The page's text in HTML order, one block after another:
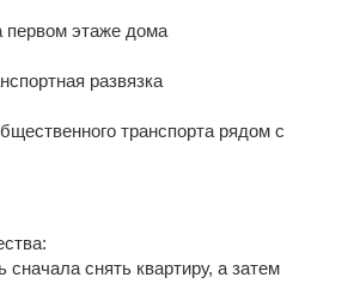
в 100 м. откуда можно
мебель и бытовая техника остается
готовы к продаже , при
в квартире, готовой к
меблирована и оснащена
первом этаже дома
развязка
транспорта рядом с
сначала снять квартиру, а затем